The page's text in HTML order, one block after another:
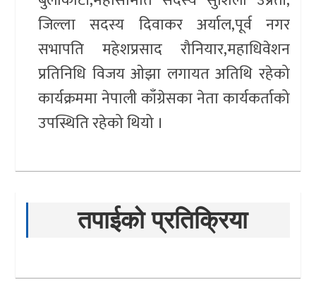
जिल्ला सदस्य दिवाकर अर्याल,पूर्व नगर
सभापति महेशप्रसाद रौनियार,महाधिवेशन
प्रतिनिधि विजय ओझा लगायत अतिथि रहेको
कार्यक्रममा नेपाली काँग्रेसका नेता कार्यकर्ताको
उपस्थिति रहेको थियो ।
तपाईको प्रतिक्रिया